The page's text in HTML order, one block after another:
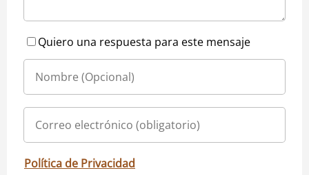
Quiero una respuesta para este mensaje
Política de Privacidad